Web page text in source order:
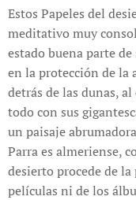
Estos Papeles del
meditativo muy
estado buena parte
en la protección de la
detrás de las dunas,
todo con sus
un paisaje
Parra es almeriense,
desierto procede de
películas ni de los